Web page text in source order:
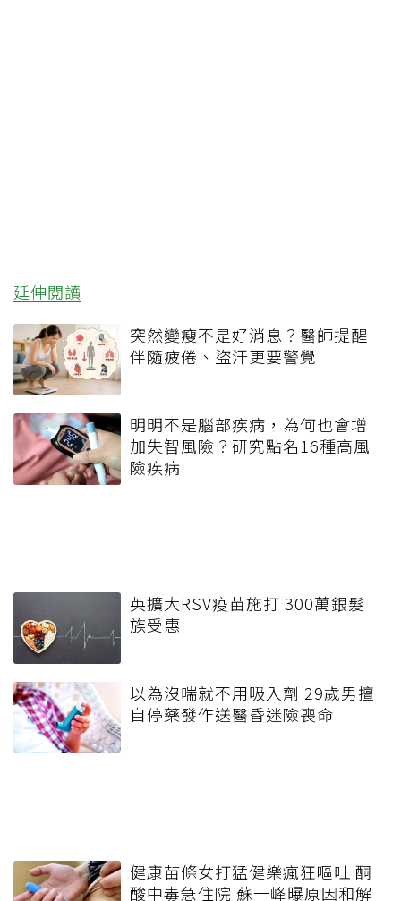
延伸閱讀
突然變瘦不是好消息？醫師提醒
伴隨疲倦、盜汗更要警覺
明明不是腦部疾病，為何也會增
加失智風險？研究點名16種高風
險疾病
英擴大RSV疫苗施打 300萬銀髮
族受惠
以為沒喘就不用吸入劑 29歲男擅
自停藥發作送醫昏迷險喪命
健康苗條女打猛健樂瘋狂嘔吐 酮
酸中毒急住院 蘇一峰曝原因和解